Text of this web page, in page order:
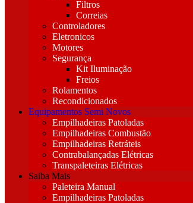
Filtros
Correias
Controladores
Eletronicos
Motores
Segurança
Kit Iluminação
Freios
Rolamentos
Recondicionados
Equipamentos Semi Novos
Empilhadeiras Patoladas
Empilhadeiras Combustão
Empilhadeiras Retráteis
Contrabalançadas Elétricas
Transpaleteiras Elétricas
Saiba Mais
Paleteira Manual
Empilhadeiras Patoladas